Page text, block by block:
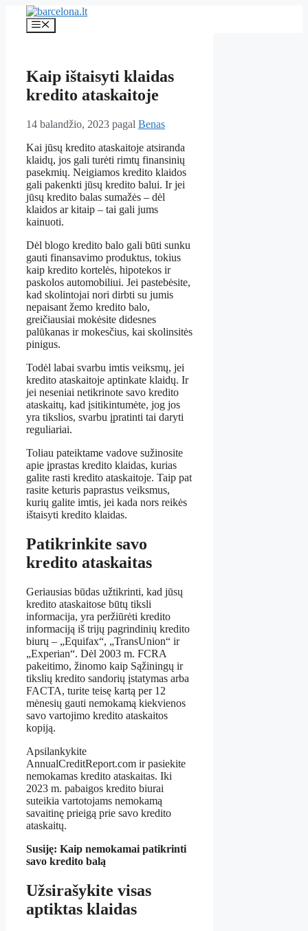
Pereiti
turinio
Meniu
Kaip ištaisyti klaidas
kredito ataskaitoje
14 balandžio, 2023 pagal Benas
Kai jūsų kredito ataskaitoje atsiranda
klaidų, jos gali turėti rimtų finansinių
pasekmių. Neigiamos kredito klaidos
gali pakenkti jūsų kredito balui. Ir jei
jūsų kredito balas sumažės – dėl
klaidos ar kitaip – ​​tai gali jums
kainuoti.
Dėl blogo kredito balo gali būti sunku
gauti finansavimo produktus, tokius
kaip kredito kortelės, hipotekos ir
paskolos automobiliui. Jei pastebėsite,
kad skolintojai nori dirbti su jumis
nepaisant žemo kredito balo,
greičiausiai mokėsite didesnes
palūkanas ir mokesčius, kai skolinsitės
pinigus.
Todėl labai svarbu imtis veiksmų, jei
kredito ataskaitoje aptinkate klaidų. Ir
jei neseniai netikrinote savo kredito
ataskaitų, kad įsitikintumėte, jog jos
yra tikslios, svarbu įpratinti tai daryti
reguliariai.
Toliau pateiktame vadove sužinosite
apie įprastas kredito klaidas, kurias
galite rasti kredito ataskaitoje. Taip pat
rasite keturis paprastus veiksmus,
kurių galite imtis, jei kada nors reikės
ištaisyti kredito klaidas.
Patikrinkite savo
kredito ataskaitas
Geriausias būdas užtikrinti, kad jūsų
kredito ataskaitose būtų tiksli
informacija, yra peržiūrėti kredito
informaciją iš trijų pagrindinių kredito
biurų – „Equifax“, „TransUnion“ ir
„Experian“. Dėl 2003 m. FCRA
pakeitimo, žinomo kaip Sąžiningų ir
tikslių kredito sandorių įstatymas arba
FACTA, turite teisę kartą per 12
mėnesių gauti nemokamą kiekvienos
savo vartojimo kredito ataskaitos
kopiją.
Apsilankykite
AnnualCreditReport.com ir pasiekite
nemokamas kredito ataskaitas. Iki
2023 m. pabaigos kredito biurai
suteikia vartotojams nemokamą
savaitinę prieigą prie savo kredito
ataskaitų.
Susiję: Kaip nemokamai patikrinti
savo kredito balą
Užsirašykite visas
aptiktas klaidas